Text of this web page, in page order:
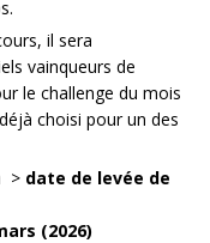
il sera
vainqueurs de
le challenge du mois
choisi pour un des
> date de levée de
(2026)